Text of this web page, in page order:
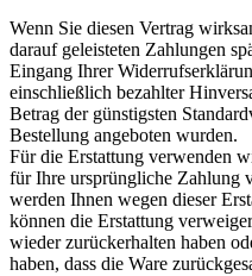
Wenn Sie diesen Vertrag
darauf geleisteten Zahlungen
Eingang Ihrer
einschließlich bezahlter
Betrag der günstigsten
Bestellung angeboten wurden.
Für die Erstattung verwenden
für Ihre ursprüngliche Zahlung
werden Ihnen wegen dieser
können die Erstattung
wieder zurückerhalten haben
haben, dass die Ware